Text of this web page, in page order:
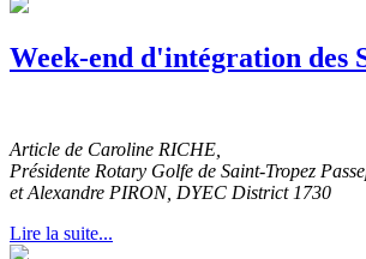
Week-end d'intégration des
Article de Caroline RICHE,
Présidente Rotary Golfe de Saint-Tropez
et Alexandre PIRON, DYEC District 1730
Lire la suite...